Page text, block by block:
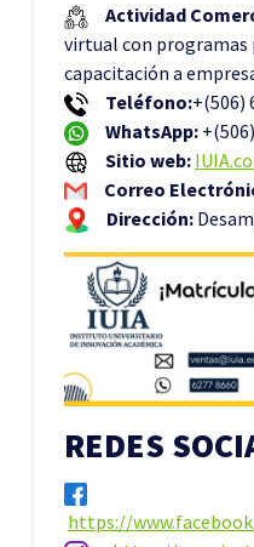
Actividad
virtual con programas
capacitación a
Teléfono:+(506)
WhatsApp:
Sitio web:
Correo
Dirección:
REDES
https://